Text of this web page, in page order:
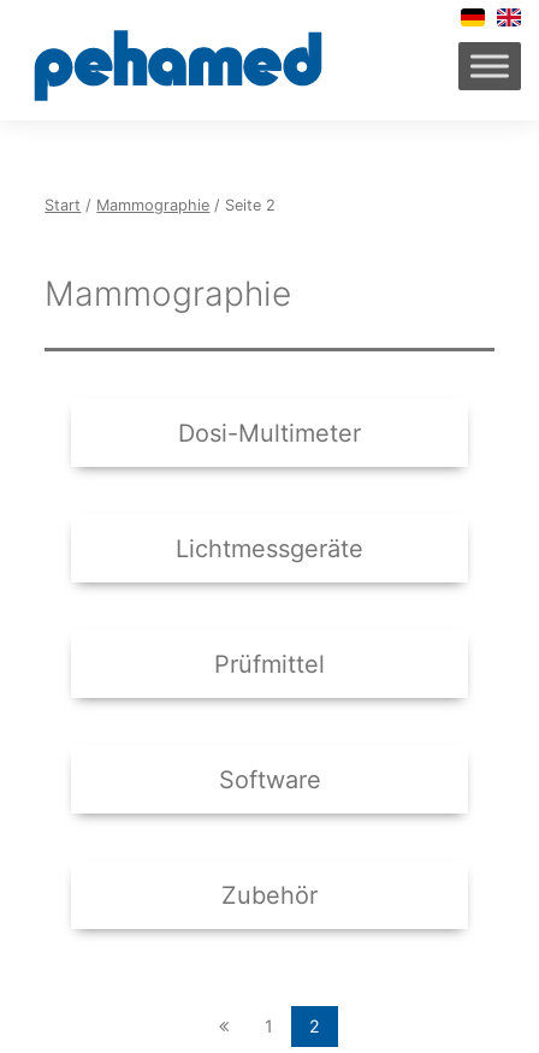
Inhalt
springen
Start / Mammographie / Seite 2
Mammographie
Dosi-Multimeter
Lichtmessgeräte
Prüfmittel
Software
Zubehör
1 2